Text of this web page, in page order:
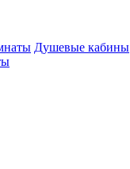
Душевые кабины